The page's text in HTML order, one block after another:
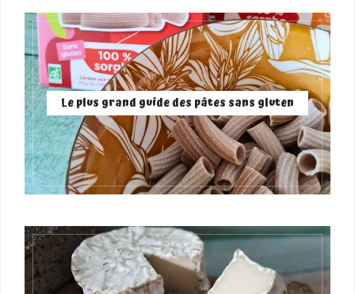
Le plus grand guide des pâtes sans gluten